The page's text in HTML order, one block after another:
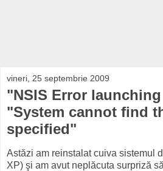
vineri, 25 septembrie 2009
"NSIS Error
"System cannot find
specified"
Astăzi am reinstalat cuiva sistemul
XP) şi am avut neplăcuta surpriză